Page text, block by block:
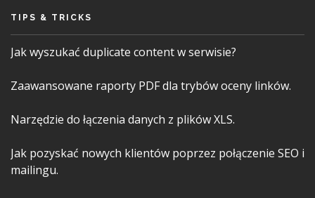
TIPS & TRICKS
Jak wyszukać duplicate content w serwisie?
Zaawansowane raporty PDF dla trybów oceny linków.
Narzędzie do łączenia danych z plików XLS.
Jak pozyskać nowych klientów poprzez połączenie SEO i
mailingu.